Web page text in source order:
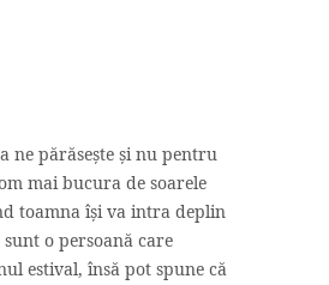
ne părăsește și nu pentru
mai bucura de soarele
toamna își va intra deplin
o persoană care
estival, însă pot spune că